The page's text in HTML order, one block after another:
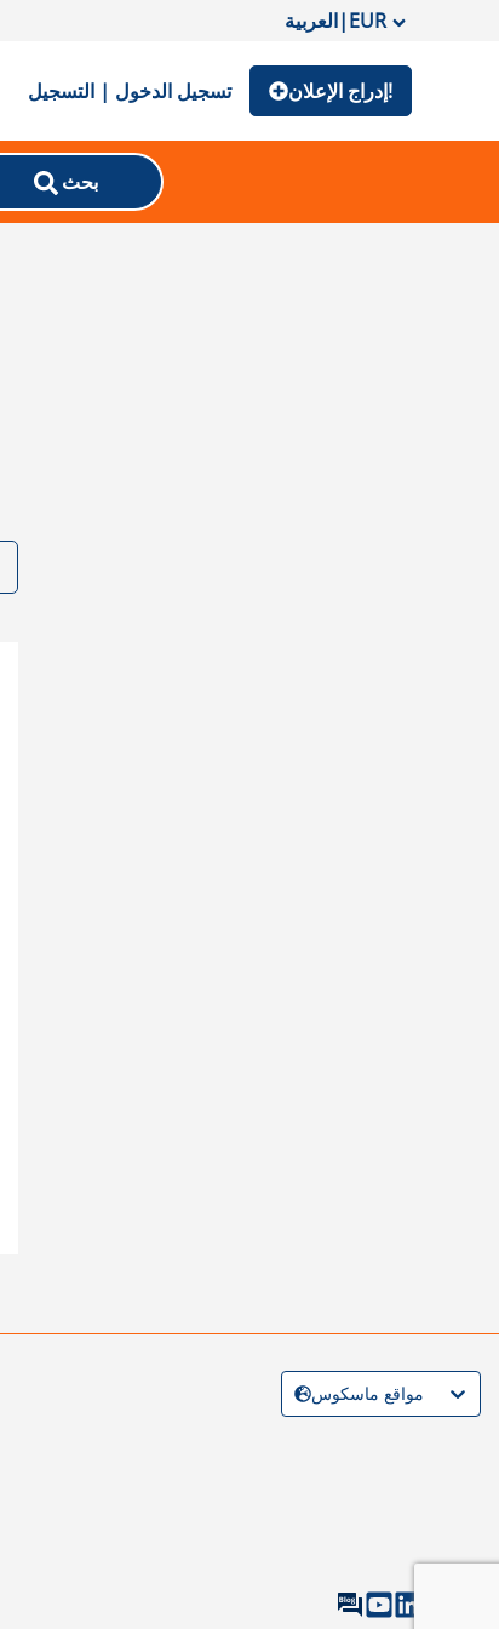
العربية|EUR
تسجيل الدخول | التسجيل إدراج الإعلان!
بحث
مواقع ماسكوس